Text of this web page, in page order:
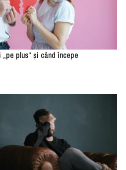
plus” și când începe